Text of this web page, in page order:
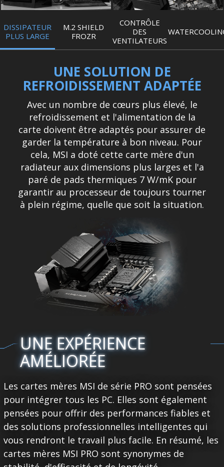
DISSIPATEUR
PLUS LARGE
M.2 SHIELD
FROZR
CONTRÔLE
DES
VENTILATEURS
UNE SOLUTION DE
REFROIDISSEMENT ADAPTÉE
Avec un nombre de cœurs plus élevé, le
refroidissement et l'alimentation de la
carte doivent être adaptés pour assurer de
garder la température à bon niveau. Pour
cela, MSI a doté cette carte mère d'un
radiateur aux dimensions plus larges et l'a
paré de pads thermiques 7 W/mK pour
garantir au processeur de toujours tourner
à plein régime, quelle que soit la situation.
UNE EXPÉRIENCE
AMÉLIORÉE
Les cartes mères MSI de série PRO sont pensées
pour intégrer tous les PC. Elles sont également
pensées pour offrir des performances fiables et
des solutions professionnelles intelligentes qui
vous rendront le travail plus facile. En résumé, les
cartes mères MSI PRO sont synonymes de